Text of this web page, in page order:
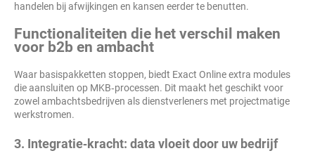
handelen bij afwijkingen en kansen eerder te benutten.
Functionaliteiten die het verschil maken
voor b2b en ambacht
Waar basispakketten stoppen, biedt Exact Online extra modules
die aansluiten op MKB‑processen. Dit maakt het geschikt voor
zowel ambachtsbedrijven als dienstverleners met projectmatige
werkstromen.
3. Integratie‑kracht: data vloeit door uw bedrijf